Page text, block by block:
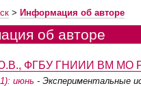
> Информация об авторе
об авторе
ФГБУ ГНИИИ ВМ МО РФ,
июнь - Экспериментальные